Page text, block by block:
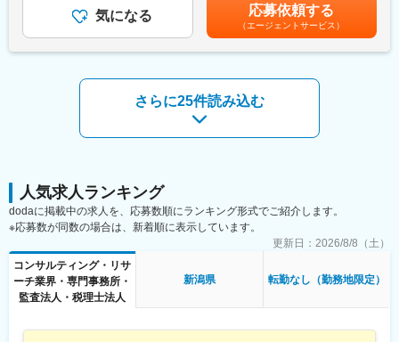
を送信しましょう。
▼データ回収
必要な数の回答データが揃ったら、抜け漏れがないか、ミスがな
す。
※5～15案件を並行して担当。顧客とのフロントに立つため、裁量
を持って仕事を進められます。
変更の範囲：会社の定める業務
Word、PowerPoint：1割
※現在ペーパーレス化に伴い、CSV やテキスト、Excel ファイルな
※会計士とともにクライアント先への同行や、常駐して業務するこ
と、出張も含まれます。
全体で200名弱が監査アシスタントとして在籍しています。
就業しています。
全員が新卒ではなく中途で入所されており、監査アシスタントの
業務は未経験から入所された方がほとんどです。
20代～50代まで幅広い年齢層の方々が活躍をしており、30代後半
～40代前半の方々が比較的多く在籍しています。
■特徴・魅力
・新しいツール、データ処理スキルを身に着けることが出来る環
を築くことが出来ます。
金はあくまでも目安の金額であり、選考を通じて上下する可能性
があります。月給(月額)は固定手当を含めた表記です。
気になる 応募依頼する
（エージェントサービス）
さらに25件読み込む
人気求人ランキング
dodaに掲載中の求人を、応募数順にランキング形式でご紹介します。
※応募数が同数の場合は、新着順に表示しています。
更新日： 2026/8/8（土）
コンサルティング・リサ
ーチ業界・専門事務所・
監査法人・税理士法人
新潟県 転勤なし（勤務地限定）